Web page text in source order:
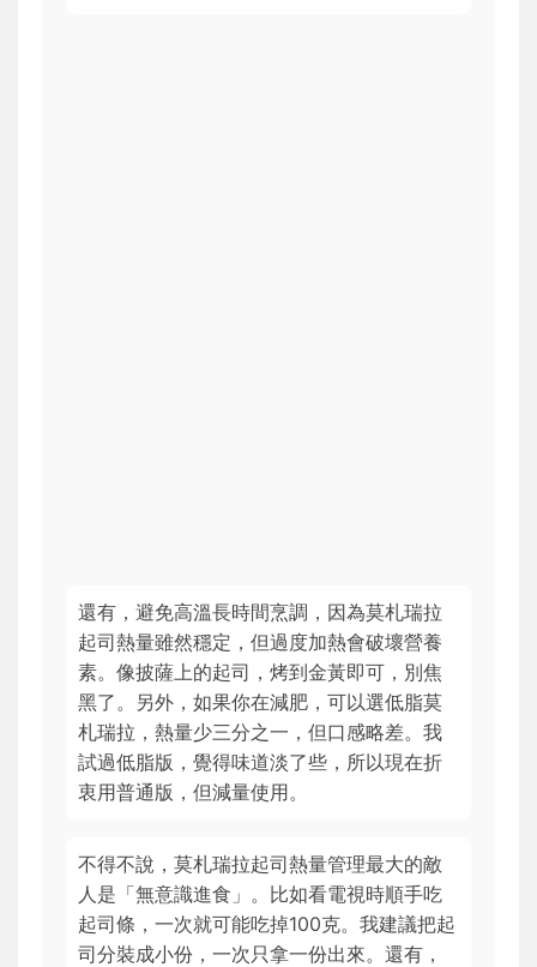
還有，避免高溫長時間烹調，因為莫札瑞拉
起司熱量雖然穩定，但過度加熱會破壞營養
素。像披薩上的起司，烤到金黃即可，別焦
黑了。另外，如果你在減肥，可以選低脂莫
札瑞拉，熱量少三分之一，但口感略差。我
試過低脂版，覺得味道淡了些，所以現在折
衷用普通版，但減量使用。
不得不說，莫札瑞拉起司熱量管理最大的敵
人是「無意識進食」。比如看電視時順手吃
起司條，一次就可能吃掉100克。我建議把起
司分裝成小份，一次只拿一份出來。還有，